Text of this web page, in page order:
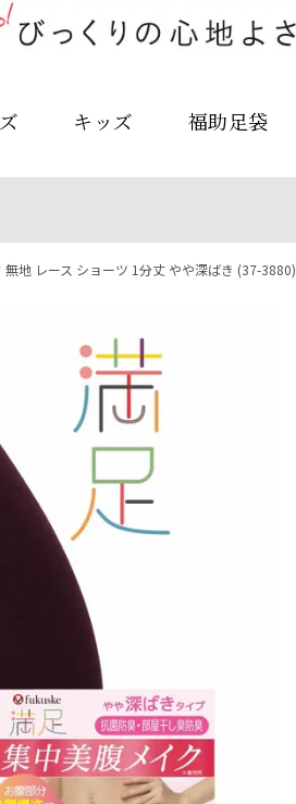
キッズ 福助足袋
地 レース ショーツ 1分丈 やや深ばき (37-3880)